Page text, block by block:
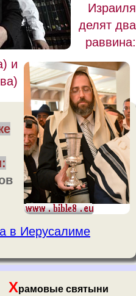
Израиля
делят два
раввина:
и
в Иерусалиме
Храмовые святыни